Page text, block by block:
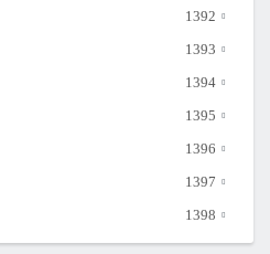
1392
1393
1394
1395
1396
1397
1398